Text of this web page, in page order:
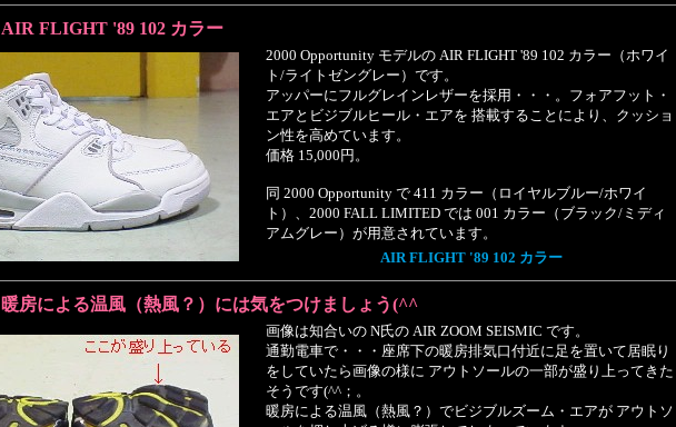
AIR FLIGHT '89 102 カラー
2000 Opportunity モデルの AIR FLIGHT '89 102 カラー（ホワイ
ト/ライトゼングレー）です。
アッパーにフルグレインレザーを採用・・・。フォアフット・
エアとビジブルヒール・エアを 搭載することにより、クッショ
ン性を高めています。
価格 15,000円。
同 2000 Opportunity で 411 カラー（ロイヤルブルー/ホワイ
ト）、2000 FALL LIMITED では 001 カラー（ブラック/ミディ
アムグレー）が用意されています。
AIR FLIGHT '89 102 カラー
暖房による温風（熱風？）には気をつけましょう(^^ゞ
画像は知合いの N氏の AIR ZOOM SEISMIC です。
通勤電車で・・・座席下の暖房排気口付近に足を置いて居眠り
をしていたら画像の様に アウトソールの一部が盛り上ってきた
そうです(^^；。
暖房による温風（熱風？）でビジブルズーム・エアが アウトソ